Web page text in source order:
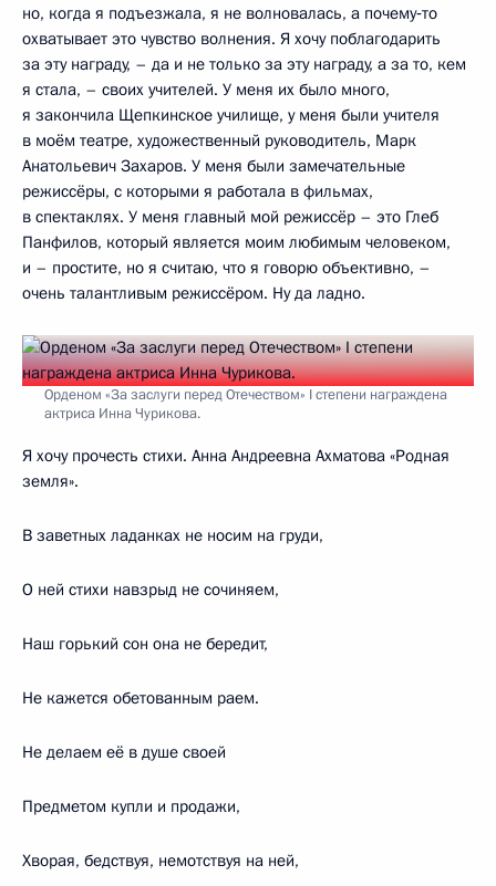
но, когда я подъезжала, я не волновалась, а почему‑то
охватывает это чувство волнения. Я хочу поблагодарить
за эту награду, – да и не только за эту награду, а за то, кем
я стала, – своих учителей. У меня их было много,
я закончила Щепкинское училище, у меня были учителя
в моём театре, художественный руководитель, Марк
Анатольевич Захаров. У меня были замечательные
режиссёры, с которыми я работала в фильмах,
в спектаклях. У меня главный мой режиссёр – это Глеб
Панфилов, который является моим любимым человеком,
и – простите, но я считаю, что я говорю объективно, –
очень талантливым режиссёром. Ну да ладно.
Орденом «За заслуги перед Отечеством» I степени награждена
актриса Инна Чурикова.
Я хочу прочесть стихи. Анна Андреевна Ахматова «Родная
земля».
В заветных ладанках не носим на груди,
О ней стихи навзрыд не сочиняем,
Наш горький сон она не бередит,
Не кажется обетованным раем.
Не делаем её в душе своей
Предметом купли и продажи,
Хворая, бедствуя, немотствуя на ней,